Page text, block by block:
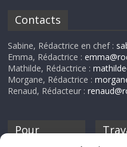
Contacts
Sabine, Rédactrice en chef :
Emma, Rédactrice :
Mathilde, Rédactrice :
Morgane, Rédactrice :
Renaud, Rédacteur :
Pour